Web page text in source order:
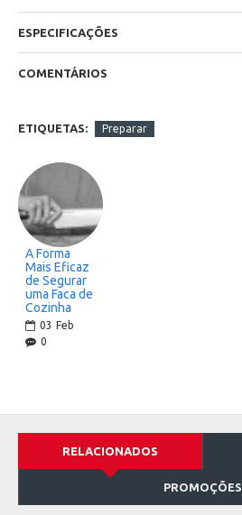
ESPECIFICAÇÕES
COMENTÁRIOS
ETIQUETAS: Preparar
A Forma
Mais Eficaz
de Segurar
uma Faca de
Cozinha
03
Feb
0
RELACIONADOS
PROMOÇÕES